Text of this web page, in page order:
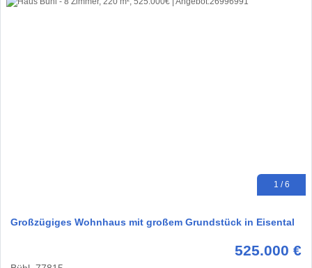
1 / 6
Großzügiges Wohnhaus mit großem Grundstück in Eisental
525.000 €